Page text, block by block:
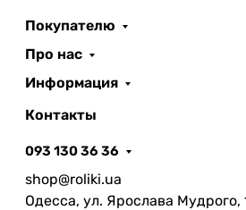
Покупателю
Про нас
Информация
Контакты
093 130 36 36
shop@roliki.ua
Одесса, ул. Ярослава Мудрого,